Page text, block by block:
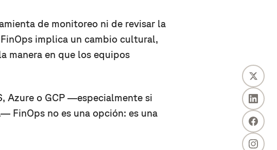
de monitoreo ni de revisar la
implica un cambio cultural,
manera en que los equipos
Azure o GCP —especialmente si
FinOps no es una opción: es una